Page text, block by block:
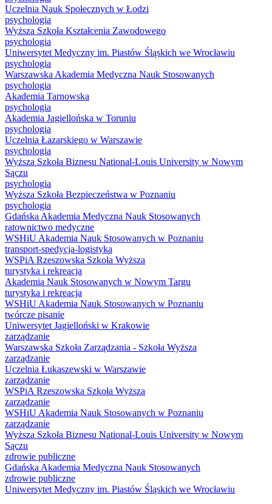
Uczelnia Nauk Społecznych w Łodzi
psychologia
Wyższa Szkoła Kształcenia Zawodowego
psychologia
Uniwersytet Medyczny im. Piastów Śląskich we Wrocławiu
psychologia
Warszawska Akademia Medyczna Nauk Stosowanych
psychologia
Akademia Tarnowska
psychologia
Akademia Jagiellońska w Toruniu
psychologia
Uczelnia Łazarskiego w Warszawie
psychologia
Wyższa Szkoła Biznesu National-Louis University w Nowym
Sączu
psychologia
Wyższa Szkoła Bezpieczeństwa w Poznaniu
psychologia
Gdańska Akademia Medyczna Nauk Stosowanych
ratownictwo medyczne
WSHiU Akademia Nauk Stosowanych w Poznaniu
transport-spedycja-logistyka
WSPiA Rzeszowska Szkoła Wyższa
turystyka i rekreacja
Akademia Nauk Stosowanych w Nowym Targu
turystyka i rekreacja
WSHiU Akademia Nauk Stosowanych w Poznaniu
twórcze pisanie
Uniwersytet Jagielloński w Krakowie
zarządzanie
Warszawska Szkoła Zarządzania - Szkoła Wyższa
zarządzanie
Uczelnia Łukaszewski w Warszawie
zarządzanie
WSPiA Rzeszowska Szkoła Wyższa
zarządzanie
WSHiU Akademia Nauk Stosowanych w Poznaniu
zarządzanie
Wyższa Szkoła Biznesu National-Louis University w Nowym
Sączu
zdrowie publiczne
Gdańska Akademia Medyczna Nauk Stosowanych
zdrowie publiczne
Uniwersytet Medyczny im. Piastów Śląskich we Wrocławiu